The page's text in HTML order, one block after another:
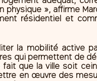
», affirme
résidentiel et
la mobilité active
qui permettent de
fait que la ville soit
en œuvre des